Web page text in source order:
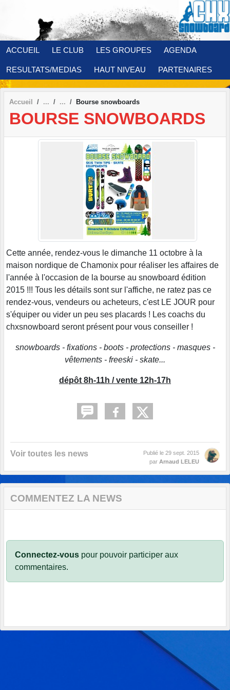
ACCUEIL LE CLUB LES GROUPES AGENDA
RESULTATS/MEDIAS HAUT NIVEAU PARTENAIRES
Accueil Bourse snowboards
BOURSE SNOWBOARDS
Cette année, rendez-vous le dimanche 11 octobre à la
maison nordique de Chamonix pour réaliser les affaires de
l'année à l'occasion de la bourse au snowboard édition
2015 !!! Tous les détails sont sur l'affiche, ne ratez pas ce
rendez-vous, vendeurs ou acheteurs, c'est LE JOUR pour
s'équiper ou vider un peu ses placards ! Les coachs du
chxsnowboard seront présent pour vous conseiller !
snowboards - fixations - boots - protections - masques -
vêtements - freeski - skate...
dépôt 8h-11h / vente 12h-17h
Voir toutes les news Publié le 29 sept. 2015
par Arnaud LELEU
COMMENTEZ LA NEWS
Connectez-vous pour pouvoir participer aux
commentaires.